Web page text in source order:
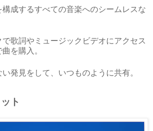
構成するすべての音楽へのシームレスな
で歌詞やミュージックビデオにアクセス
を購入。
発見をして、いつものように共有。
ト